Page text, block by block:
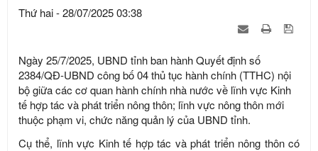
Thứ hai - 28/07/2025 03:38
Ngày 25/7/2025, UBND tỉnh ban hành Quyết định số
2384/QĐ-UBND công bố 04 thủ tục hành chính (TTHC) nội
bộ giữa các cơ quan hành chính nhà nước về lĩnh vực Kinh
tế hợp tác và phát triển nông thôn; lĩnh vực nông thôn mới
thuộc phạm vi, chức năng quản lý của UBND tỉnh.
Cụ thể, lĩnh vực Kinh tế hợp tác và phát triển nông thôn có